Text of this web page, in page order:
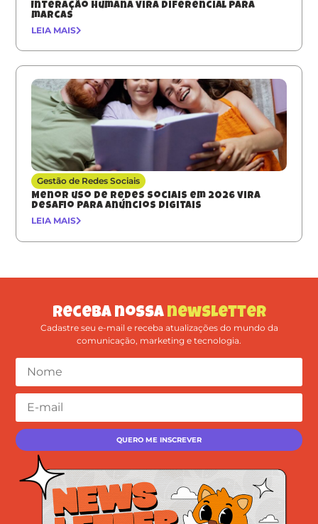
Interação humana vira diferencial para
marcas
LEIA MAIS
Gestão de Redes Sociais
Menor uso de redes sociais em 2026 vira
desafio para anúncios digitais
LEIA MAIS
Receba nossa newsletter
Cadastre seu e-mail e receba atualizações do mundo da
comunicação, marketing e tecnologia.